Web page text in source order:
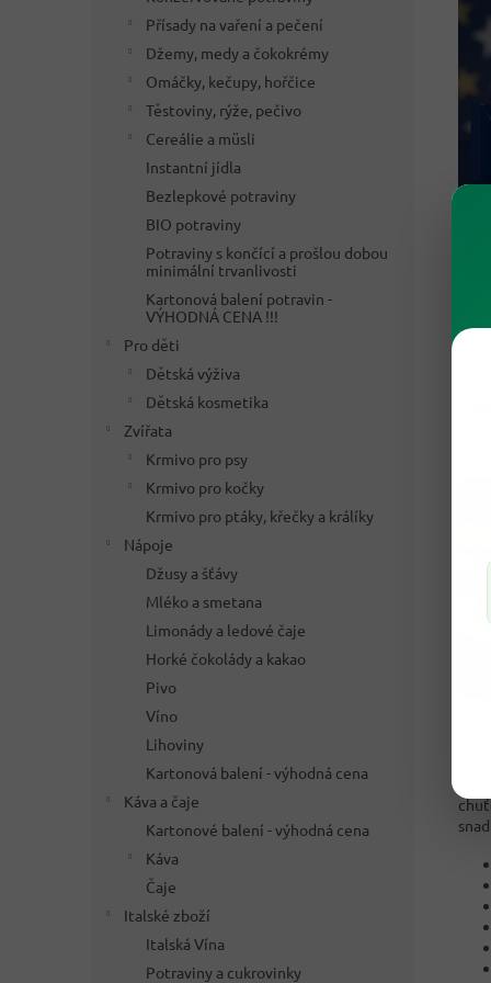
Přísady na vaření a pečení
Džemy, medy a čokokrémy
Omáčky, kečupy, hořčice
Těstoviny, rýže, pečivo
Cereálie a müsli
Instantní jídla
Bezlepkové potraviny
BIO potraviny
Potraviny s končící a prošlou dobou
minimální trvanlivosti
Kartonová balení potravin -
VÝHODNÁ CENA !!!
Pro děti
Dětská výživa
Dětská kosmetika
Zvířata
Krmivo pro psy
Krmivo pro kočky
Krmivo pro ptáky, křečky a králíky
Nápoje
Džusy a šťávy
Mléko a smetana
Limonády a ledové čaje
Horké čokolády a kakao
Pivo
Víno
Lihoviny
Kartonová balení - výhodná cena
Káva a čaje
Kartonové balení - výhodná cena
Káva
Čaje
Italské zboží
Italská Vína
Potraviny a cukrovinky
⚖️